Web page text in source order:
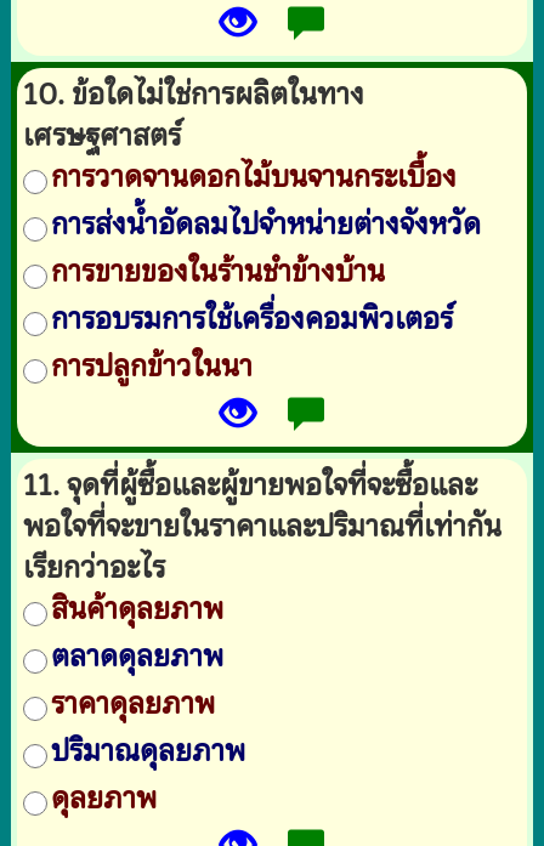
10. ข้อใดไม่ใช่การผลิตในทาง
เศรษฐศาสตร์
การวาดจานดอกไม้บนจานกระเบื้อง
การส่งน้ำอัดลมไปจำหน่ายต่างจังหวัด
การขายของในร้านชำข้างบ้าน
การอบรมการใช้เครื่องคอมพิวเตอร์
การปลูกข้าวในนา
11. จุดที่ผู้ซื้อและผู้ขายพอใจที่จะซื้อและ
พอใจที่จะขายในราคาและปริมาณที่เท่ากัน
เรียกว่าอะไร
สินค้าดุลยภาพ
ตลาดดุลยภาพ
ราคาดุลยภาพ
ปริมาณดุลยภาพ
ดุลยภาพ